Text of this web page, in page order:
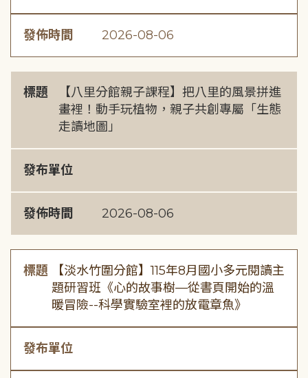
發佈時間 2026-08-06
標題
【八里分館親子課程】把八里的風景拼進
畫裡！動手玩植物，親子共創專屬「生態
走讀地圖」
發布單位
發佈時間 2026-08-06
標題
【淡水竹圍分館】115年8月國小多元閱讀主
題研習班《心的故事樹—從書頁開始的溫
暖冒險--科學實驗室裡的放電章魚》
發布單位